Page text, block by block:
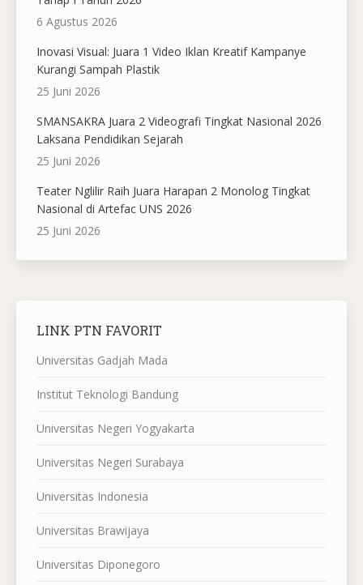
6 Agustus 2026
Inovasi Visual: Juara 1 Video Iklan Kreatif Kampanye
Kurangi Sampah Plastik
25 Juni 2026
SMANSAKRA Juara 2 Videografi Tingkat Nasional 2026
Laksana Pendidikan Sejarah
25 Juni 2026
Teater Nglilir Raih Juara Harapan 2 Monolog Tingkat
Nasional di Artefac UNS 2026
25 Juni 2026
LINK PTN FAVORIT
Universitas Gadjah Mada
Institut Teknologi Bandung
Universitas Negeri Yogyakarta
Universitas Negeri Surabaya
Universitas Indonesia
Universitas Brawijaya
Universitas Diponegoro